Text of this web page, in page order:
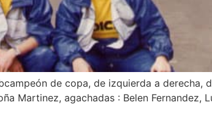
de copa, de izquierda a derecha,
Martinez, agachadas : Belen Fernandez,